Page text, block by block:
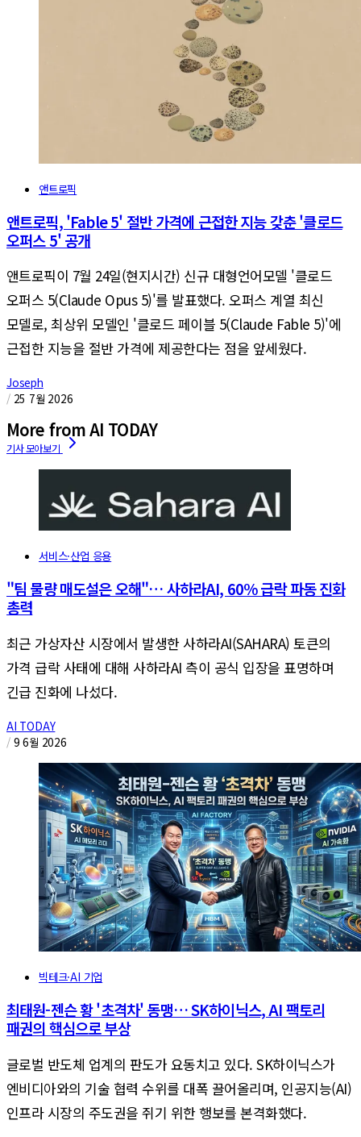
앤트로픽
앤트로픽, 'Fable 5' 절반 가격에 근접한 지능 갖춘 '클로드
오퍼스 5' 공개
앤트로픽이 7월 24일(현지시간) 신규 대형언어모델 '클로드
오퍼스 5(Claude Opus 5)'를 발표했다. 오퍼스 계열 최신
모델로, 최상위 모델인 '클로드 페이블 5(Claude Fable 5)'에
근접한 지능을 절반 가격에 제공한다는 점을 앞세웠다.
Joseph
/ 25 7월 2026
More from AI TODAY
서비스·산업 응용
"팀 물량 매도설은 오해"… 사하라AI, 60% 급락 파동 진화
총력
최근 가상자산 시장에서 발생한 사하라AI(SAHARA) 토큰의
가격 급락 사태에 대해 사하라AI 측이 공식 입장을 표명하며
긴급 진화에 나섰다.
AI TODAY
/ 9 6월 2026
빅테크·AI 기업
최태원-젠슨 황 '초격차' 동맹… SK하이닉스, AI 팩토리
패권의 핵심으로 부상
글로벌 반도체 업계의 판도가 요동치고 있다. SK하이닉스가
엔비디아와의 기술 협력 수위를 대폭 끌어올리며, 인공지능(AI)
인프라 시장의 주도권을 쥐기 위한 행보를 본격화했다.